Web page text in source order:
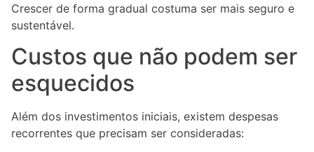
Crescer de forma gradual costuma ser mais seguro e
sustentável.
Custos que não podem ser
esquecidos
Além dos investimentos iniciais, existem despesas
recorrentes que precisam ser consideradas: